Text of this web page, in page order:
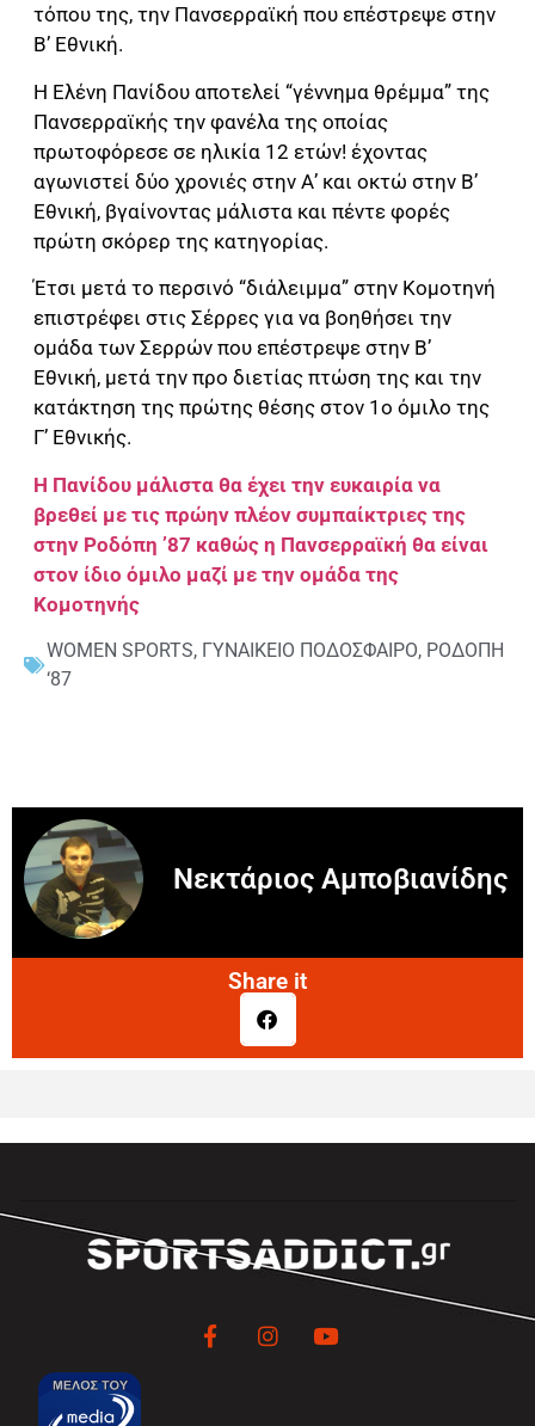
τόπου της, την Πανσερραϊκή που επέστρεψε στην
Β’ Εθνική.
Η Ελένη Πανίδου αποτελεί “γέννημα θρέμμα” της
Πανσερραϊκής την φανέλα της οποίας
πρωτοφόρεσε σε ηλικία 12 ετών! έχοντας
αγωνιστεί δύο χρονιές στην Α’ και οκτώ στην Β’
Εθνική, βγαίνοντας μάλιστα και πέντε φορές
πρώτη σκόρερ της κατηγορίας.
Έτσι μετά το περσινό “διάλειμμα” στην Κομοτηνή
επιστρέφει στις Σέρρες για να βοηθήσει την
ομάδα των Σερρών που επέστρεψε στην Β’
Εθνική, μετά την προ διετίας πτώση της και την
κατάκτηση της πρώτης θέσης στον 1ο όμιλο της
Γ’ Εθνικής.
Η Πανίδου μάλιστα θα έχει την ευκαιρία να
βρεθεί με τις πρώην πλέον συμπαίκτριες της
στην Ροδόπη ’87 καθώς η Πανσερραϊκή θα είναι
στον ίδιο όμιλο μαζί με την ομάδα της
Κομοτηνής
WOMEN SPORTS, ΓΥΝΑΙΚΕΙΟ ΠΟΔΟΣΦΑΙΡΟ, ΡΟΔΟΠΗ
‘87
Νεκτάριος Αμποβιανίδης
Share it